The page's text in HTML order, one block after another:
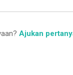
Ajukan